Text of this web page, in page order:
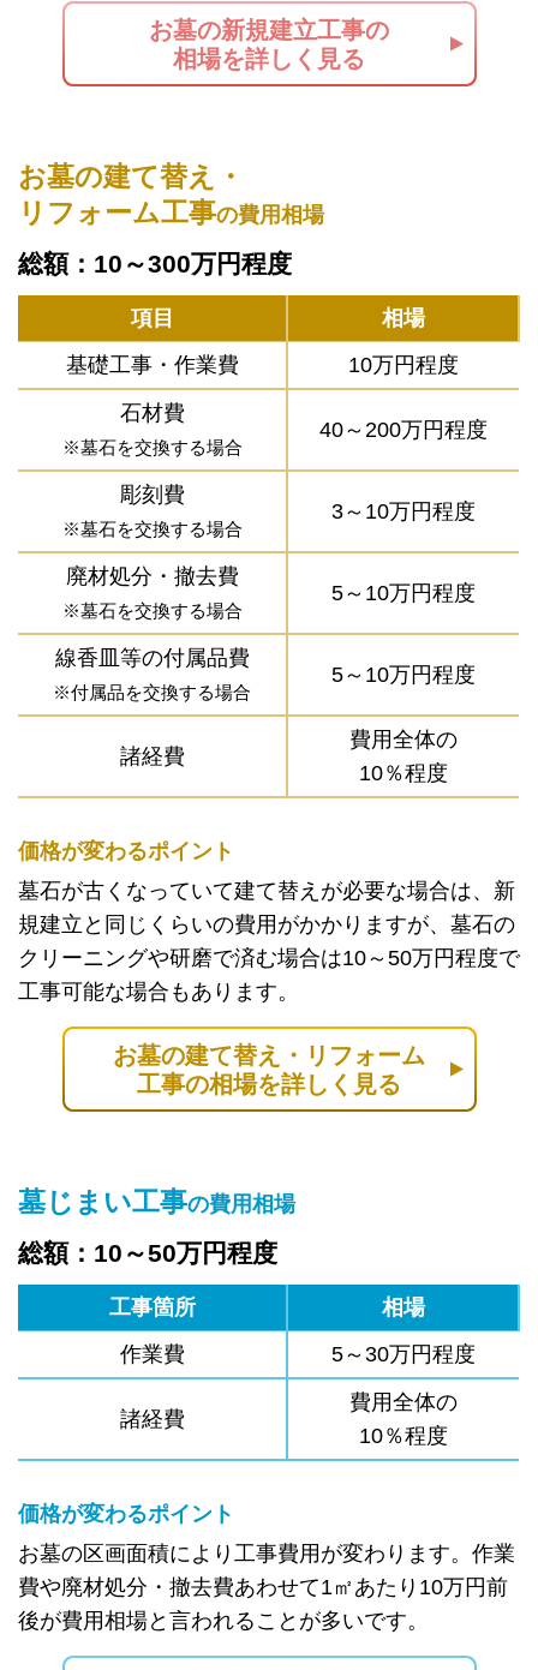
お墓の新規建立工事の
相場を詳しく見る
お墓の建て替え・
リフォーム工事の費用相場
総額：10～300万円程度
項目
相場
基礎工事・作業費
10万円程度
石材費
※墓石を交換する場合
40～200万円程度
彫刻費
※墓石を交換する場合
3～10万円程度
廃材処分・撤去費
※墓石を交換する場合
5～10万円程度
線香皿等の付属品費
※付属品を交換する場合
5～10万円程度
諸経費
費用全体の
10％程度
価格が変わるポイント
墓石が古くなっていて建て替えが必要な場合は、新
規建立と同じくらいの費用がかかりますが、墓石の
クリーニングや研磨で済む場合は10～50万円程度で
工事可能な場合もあります。
お墓の建て替え・リフォーム
工事の相場を詳しく見る
墓じまい工事の費用相場
総額：10～50万円程度
工事箇所
相場
作業費
5～30万円程度
諸経費
費用全体の
10％程度
価格が変わるポイント
お墓の区画面積により工事費用が変わります。作業
費や廃材処分・撤去費あわせて1㎡あたり10万円前
後が費用相場と言われることが多いです。